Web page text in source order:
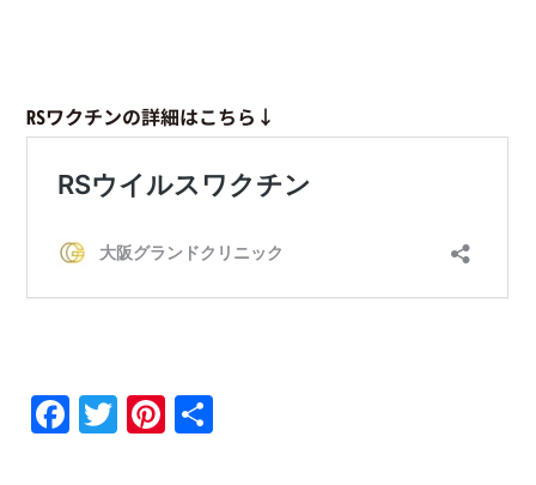
RSワクチンの詳細はこちら↓
Facebook
TwitterPinterest